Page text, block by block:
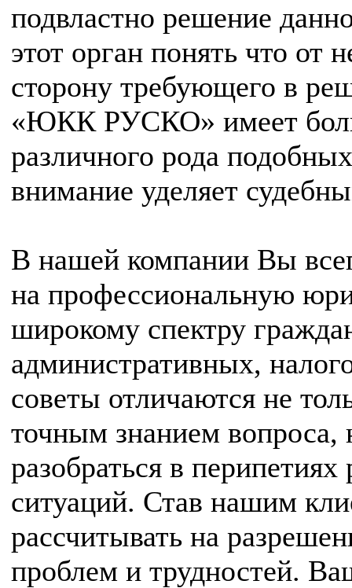
подвластно решение
этот орган понять что от
сторону требующего в
«ЮКК РУСКО» имеет
различного рода
внимание уделяет
В нашей компании Вы
на профессиональную
широкому спектру
административных,
советы отличаются не
точным знанием вопроса,
разобраться в
ситуаций. Став нашим
рассчитывать на
проблем и трудностей.